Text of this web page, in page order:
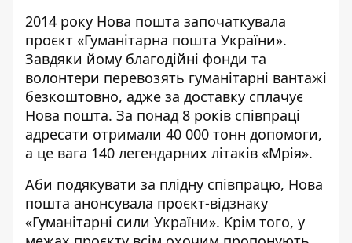
2014 року Нова пошта започаткувала
проєкт «Гуманітарна пошта України».
Завдяки йому благодійні фонди та
волонтери перевозять гуманітарні вантажі
безкоштовно, адже за доставку сплачує
Нова пошта. За понад 8 років співпраці
адресати отримали 40 000 тонн допомоги,
а це вага 140 легендарних літаків «Мрія».
Аби подякувати за плідну співпрацю, Нова
пошта анонсувала проєкт-відзнаку
«Гуманітарні сили України». Крім того, у